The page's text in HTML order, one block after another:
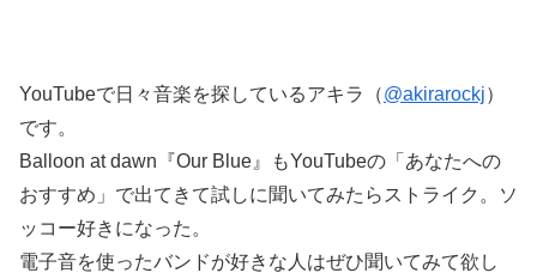
YouTubeで日々音楽を探しているアキラ（@akirarockj）
です。
Balloon at dawn『Our Blue』もYouTubeの「あなたへの
おすすめ」で出てきて試しに聞いてみたらストライク。ソ
ッコー好きになった。
電子音を使ったバンドが好きな人はぜひ聞いてみて欲し